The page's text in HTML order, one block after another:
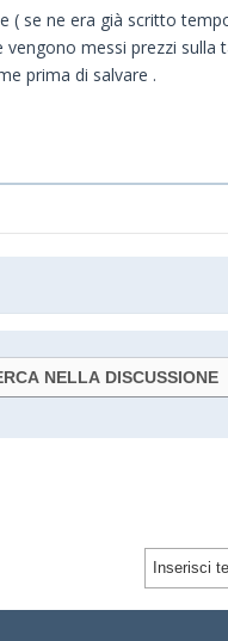
( se ne era già scritto
messi prezzi sulla
prima di salvare .